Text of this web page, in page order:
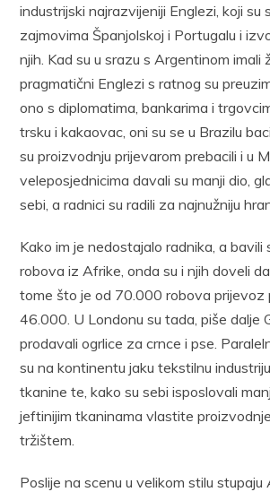
industrijski najrazvijeniji Englezi, koji su
zajmovima Španjolskoj i Portugalu i
njih. Kad su u srazu s Argentinom imali
pragmatični Englezi s ratnog su
ono s diplomatima, bankarima i
trsku i kakaovac, oni su se u Brazilu
su proizvodnju prijevarom prebacili i u
veleposjednicima davali su manji dio,
sebi, a radnici su radili za najnužniju
Kako im je nedostajalo radnika, a bavili
robova iz Afrike, onda su i njih doveli
tome što je od 70.000 robova prijevoz
46.000. U Londonu su tada, piše dalje
prodavali ogrlice za crnce i pse.
su na kontinentu jaku tekstilnu
tkanine te, kako su sebi isposlovali
jeftinijim tkaninama vlastite
tržištem.
Poslije na scenu u velikom stilu stupaju